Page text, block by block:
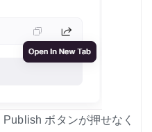
ボタンが押せなく